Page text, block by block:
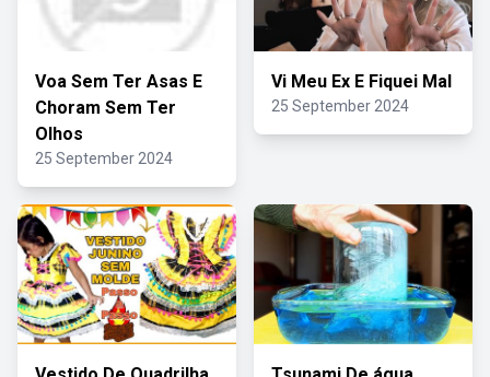
Voa Sem Ter Asas E
Choram Sem Ter
Olhos
25 September 2024
Vi Meu Ex E Fiquei Mal
25 September 2024